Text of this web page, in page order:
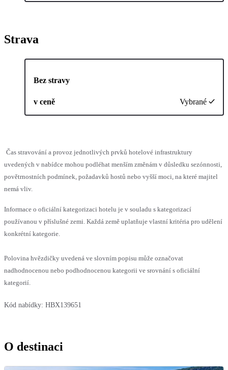
Strava
Bez stravy
v ceně Vybrané
Čas stravování a provoz jednotlivých prvků hotelové infrastruktury
uvedených v nabídce mohou podléhat menším změnám v důsledku sezónnosti,
povětrnostních podmínek, požadavků hostů nebo vyšší moci, na které majitel
nemá vliv.
Informace o oficiální kategorizaci hotelu je v souladu s kategorizací
používanou v příslušné zemi. Každá země uplatňuje vlastní kritéria pro udělení
konkrétní kategorie.
Polovina hvězdičky uvedená ve slovním popisu může označovat
nadhodnocenou nebo podhodnocenou kategorii ve srovnání s oficiální
kategorií.
Kód nabídky: HBX139651
O destinaci